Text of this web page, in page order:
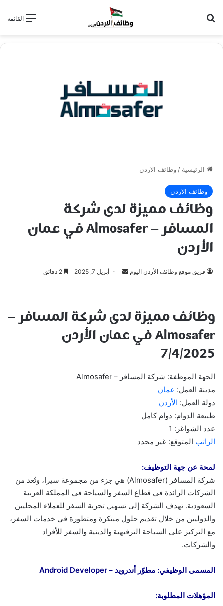
القائمة
الرئيسية /وظائف الاردن
وظائف الاردن
وظائف مميزة لدى شركة
المسافر – Almosafer في عمان
الأردن
فريق موقع وظائف الأردن اليوم
أرسل أبريل 7, 2025
وظائف مميزة لدى شركة المسافر –
Almosafer في عمان الأردن
7/4/2025
الجهة الموظفة: شركة المسافر – Almosafer
مدينة العمل: عمان
دولة العمل: الأردن
طبيعة الدوام: دوام كامل
عدد الشواغر: 1
الراتب المتوقع: غير محدد
لمحة عن جهة التوظيف:
شركة المسافر (Almosafer) هي جزء من مجموعة سيرا، وتُعد من
الشركات الرائدة في قطاع السفر والسياحة في المملكة العربية
السعودية. تهدف الشركة إلى تسهيل تجربة السفر للعملاء المحليين
والدوليين من خلال تقديم حلول مبتكرة ومتطورة في خدمات السفر،
مع التركيز على السياحة الترفيهية والدينية والسفر للأفراد
والشركات.
المسمى الوظيفي: مطوّر أندرويد – Android Developer
المؤهلات المطلوبة: